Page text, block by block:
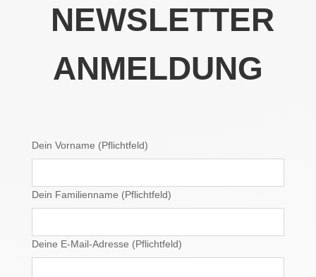
NEWSLETTER
ANMELDUNG
Dein Vorname (Pflichtfeld)
Dein Familienname (Pflichtfeld)
Deine E-Mail-Adresse (Pflichtfeld)